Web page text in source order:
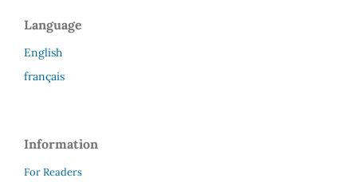
Language
English
français
Information
For Readers